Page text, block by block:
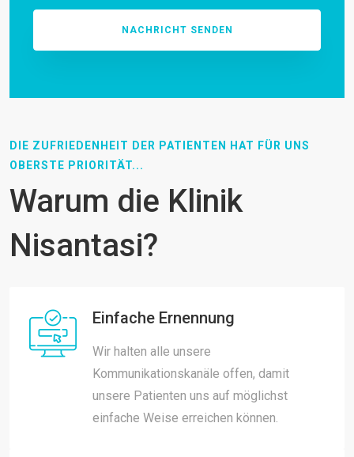
DIE ZUFRIEDENHEIT DER PATIENTEN HAT FÜR UNS
OBERSTE PRIORITÄT...
Warum die Klinik
Nisantasi?
Einfache Ernennung
Wir halten alle unsere
Kommunikationskanäle offen, damit
unsere Patienten uns auf möglichst
einfache Weise erreichen können.